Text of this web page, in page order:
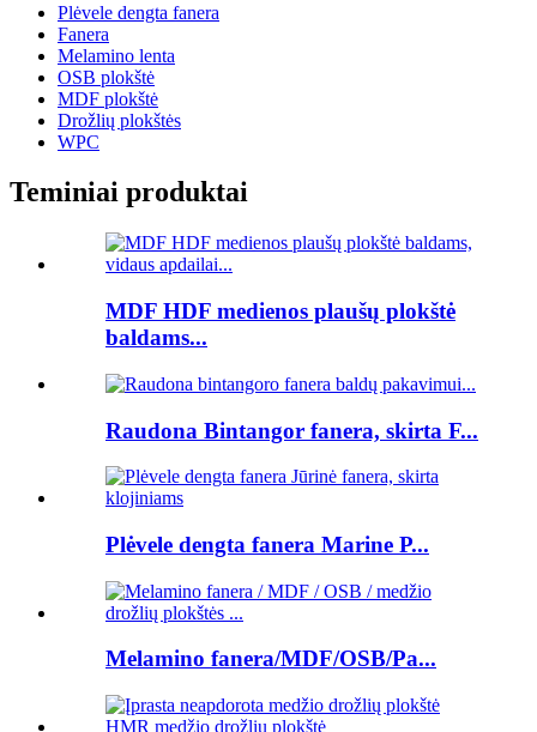
Plėvele dengta fanera
Fanera
Melamino lenta
OSB plokštė
MDF plokštė
Drožlių plokštės
WPC
Teminiai produktai
MDF HDF medienos plaušų plokštė
baldams...
Raudona Bintangor fanera, skirta F...
Plėvele dengta fanera Marine P...
Melamino fanera/MDF/OSB/Pa...